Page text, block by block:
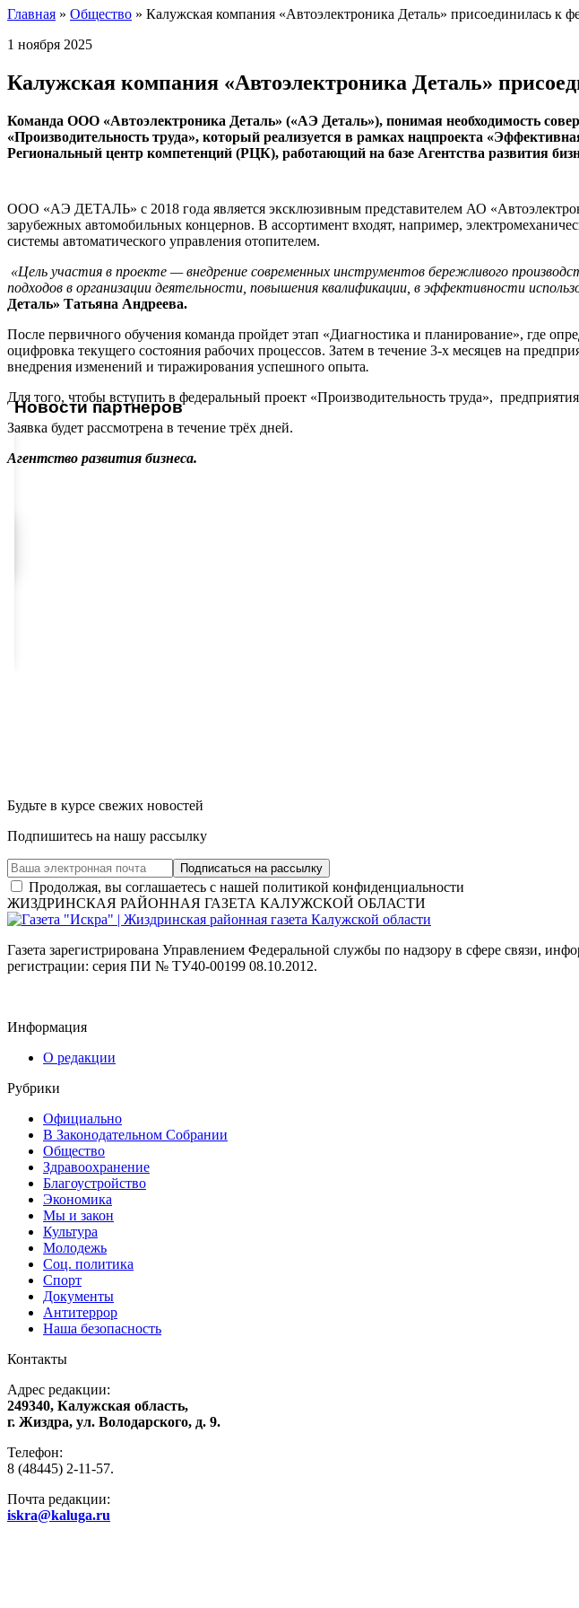
Главная » Общество » Калужская компания «Автоэлектроника Деталь» присоединилась к
1 ноября 2025
Калужская компания «Автоэлектроника Деталь»
Команда ООО «Автоэлектроника Деталь» («АЭ Деталь»), понимая необходимость
«Производительность труда», который реализуется в рамках нацпроекта
Региональный центр компетенций (РЦК), работающий на базе Агентства развития
ООО «АЭ ДЕТАЛЬ» с 2018 года является эксклюзивным представителем АО
зарубежных автомобильных концернов. В ассортимент входят, например,
системы автоматического управления отопителем.
«Цель участия в проекте — внедрение современных инструментов бережливого
подходов в организации деятельности, повышения квалификации, в эффективности
Деталь» Татьяна Андреева.
После первичного обучения команда пройдет этап «Диагностика и планирование», где
оцифровка текущего состояния рабочих процессов. Затем в течение 3-х месяцев на
внедрения изменений и тиражирования успешного опыта.
Для того, чтобы вступить в федеральный проект «Производительность труда»,
Заявка будет рассмотрена в течение трёх дней.
Агентство развития бизнеса.
Новости партнеров
Будьте в курсе свежих новостей
Подпишитесь на нашу рассылку
Продолжая, вы соглашаетесь с нашей политикой конфиденциальности
ЖИЗДРИНСКАЯ РАЙОННАЯ ГАЗЕТА КАЛУЖСКОЙ ОБЛАСТИ
Газета зарегистрирована Управлением Федеральной службы по надзору в сфере связи,
регистрации: серия ПИ № ТУ40-00199 08.10.2012.
Информация
О редакции
Рубрики
Официально
В Законодательном Собрании
Общество
Здравоохранение
Благоустройство
Экономика
Мы и закон
Культура
Молодежь
Соц. политика
Спорт
Документы
Антитеррор
Наша безопасность
Контакты
Адрес редакции:
249340, Калужская область,
г. Жиздра, ул. Володарского, д. 9.
Телефон:
8 (48445) 2-11-57.
Почта редакции:
iskra@kaluga.ru